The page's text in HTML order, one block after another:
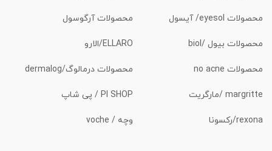
محصولات eyesol/ آیسول محصولات آرگوسول
محصولات بیول /biol ELLARO/الارو
محصولات no acne محصولات درمالوگ/dermalog
margritte /مارگریت PI SHOP / پی شاپ
rexona/رکسونا وچه / voche